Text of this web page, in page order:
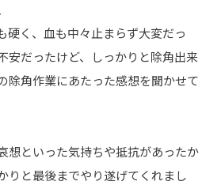
硬く、血も中々止まらず大変だっ
安だったけど、しっかりと除角出来
除角作業にあたった感想を聞かせて
想といった気持ちや抵抗があったか
りと最後までやり遂げてくれまし